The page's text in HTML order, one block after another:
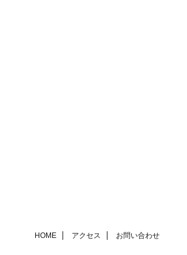
HOME アクセス お問い合わせ